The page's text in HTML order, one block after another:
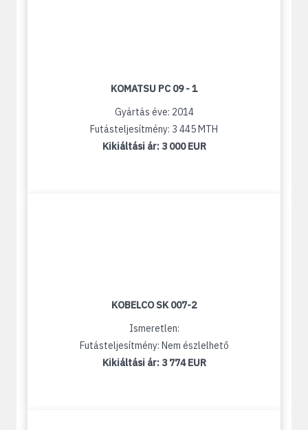
KOMATSU PC 09 - 1
Gyártás éve: 2014
Futásteljesítmény: 3 445 MTH
Kikiáltási ár: 3 000 EUR
KOBELCO SK 007-2
Ismeretlen:
Futásteljesítmény: Nem észlelhető
Kikiáltási ár: 3 774 EUR